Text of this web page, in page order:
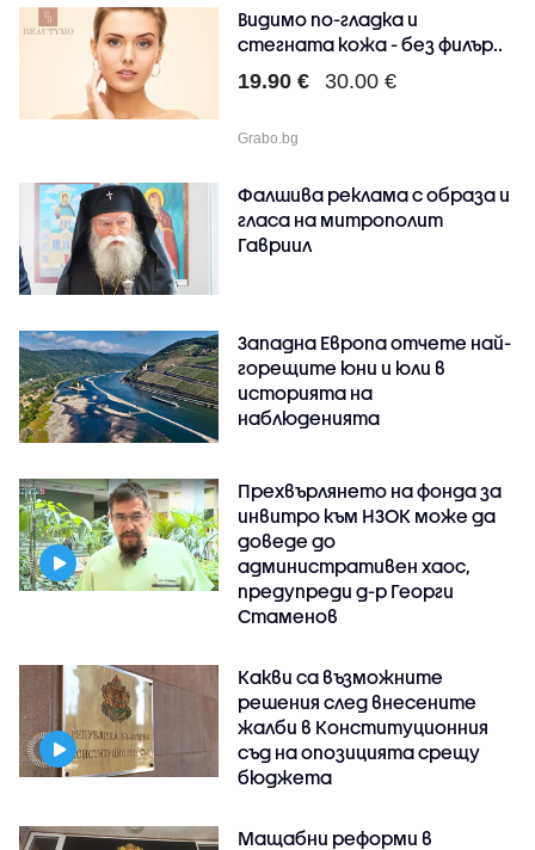
Видимо по-гладка и
стегната кожа - без филър..
19.90 € 30.00 €
Grabo.bg
Фалшива реклама с образа и
гласа на митрополит
Гавриил
Западна Европа отчете най-
горещите юни и юли в
историята на
наблюденията
Прехвърлянето на фонда за
инвитро към НЗОК може да
доведе до
административен хаос,
предупреди д-р Георги
Стаменов
Какви са възможните
решения след внесените
жалби в Конституционния
съд на опозицията срещу
бюджета
Мащабни реформи в